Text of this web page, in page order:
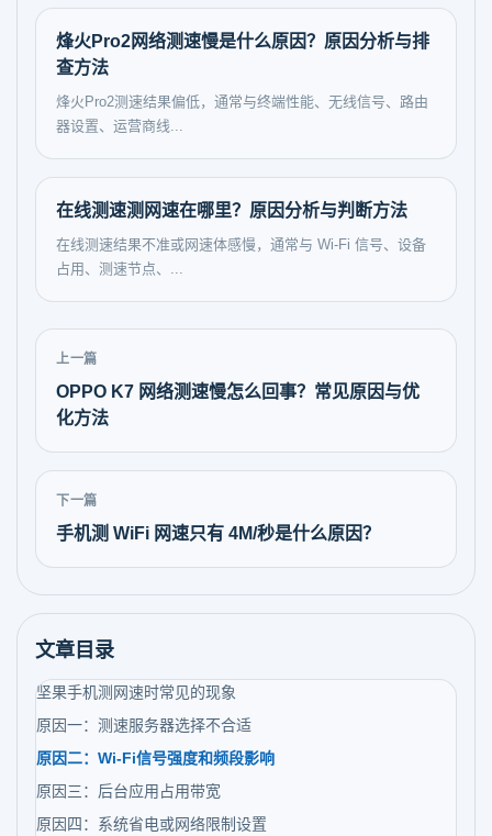
烽火Pro2网络测速慢是什么原因？原因分析与排
查方法
烽火Pro2测速结果偏低，通常与终端性能、无线信号、路由
器设置、运营商线...
在线测速测网速在哪里？原因分析与判断方法
在线测速结果不准或网速体感慢，通常与 Wi-Fi 信号、设备
占用、测速节点、...
上一篇
OPPO K7 网络测速慢怎么回事？常见原因与优
化方法
下一篇
手机测 WiFi 网速只有 4M/秒是什么原因？
文章目录
坚果手机测网速时常见的现象
原因一：测速服务器选择不合适
原因二：Wi-Fi信号强度和频段影响
原因三：后台应用占用带宽
原因四：系统省电或网络限制设置